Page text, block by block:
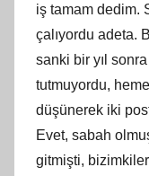
iş tamam dedim.
çalıyordu adeta.
sanki bir yıl
tutmuyordu,
düşünerek iki
Evet, sabah
gitmişti,